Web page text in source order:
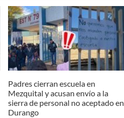
Padres cierran escuela en
Mezquital y acusan envío a la
sierra de personal no aceptado en
Durango